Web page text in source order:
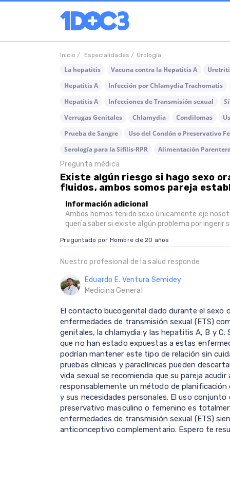
Inicio / Especialidades / Urología
La hepatitis Vacuna contra la Hepatitis A
Hepatitis A
Infección por Chlamydia Trachomatis
Hepatitis A
Infecciones de Transmisión sexual
Verrugas Genitales
Chlamydia Condilomas
Prueba de Sangre
Uso del Condón o Preservativo
Serología para la Sifilis-RPR
Alimentación
Pregunta médica
Existe algún riesgo si hago sexo
fluidos, ambos somos pareja
Información adicional
Ambos hemos tenido sexo únicamente eje
quería saber si existe algún problema por ingerir
Preguntado por Hombre de 20 años
Nuestro profesional de la salud responde
Eduardo E. Ventura Semidey
Medicina General
El contacto bucogenital dado durante el sexo
enfermedades de transmisión sexual (ETS)
genitales, la chlamydia y las hepatitis A, B y
que no han estado expuestas a estas
podrían mantener este tipo de relación sin
pruebas clínicas y paraclínicas pueden
vida sexual se recomienda que su pareja
responsablemente un método de planificación
y sus necesidades personales. El uso
preservativo masculino o femenino es
enfermedades de transmisión sexual (ETS)
anticonceptivo complementario. Espero te